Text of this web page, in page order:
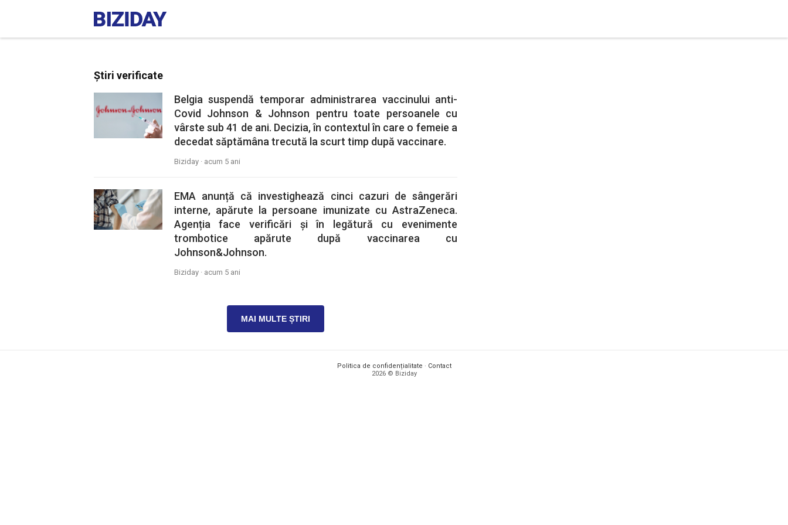
Știri verificate
Belgia suspendă temporar administrarea vaccinului anti-
Covid Johnson & Johnson pentru toate persoanele cu
vârste sub 41 de ani. Decizia, în contextul în care o femeie a
decedat săptămâna trecută la scurt timp după vaccinare.
Biziday · acum 5 ani
EMA anunță că investighează cinci cazuri de sângerări
interne, apărute la persoane imunizate cu AstraZeneca.
Agenția face verificări și în legătură cu evenimente
trombotice apărute după vaccinarea cu
Johnson&Johnson.
Biziday · acum 5 ani
MAI MULTE ȘTIRI
Politica de confidențialitate · Contact
2026 © Biziday